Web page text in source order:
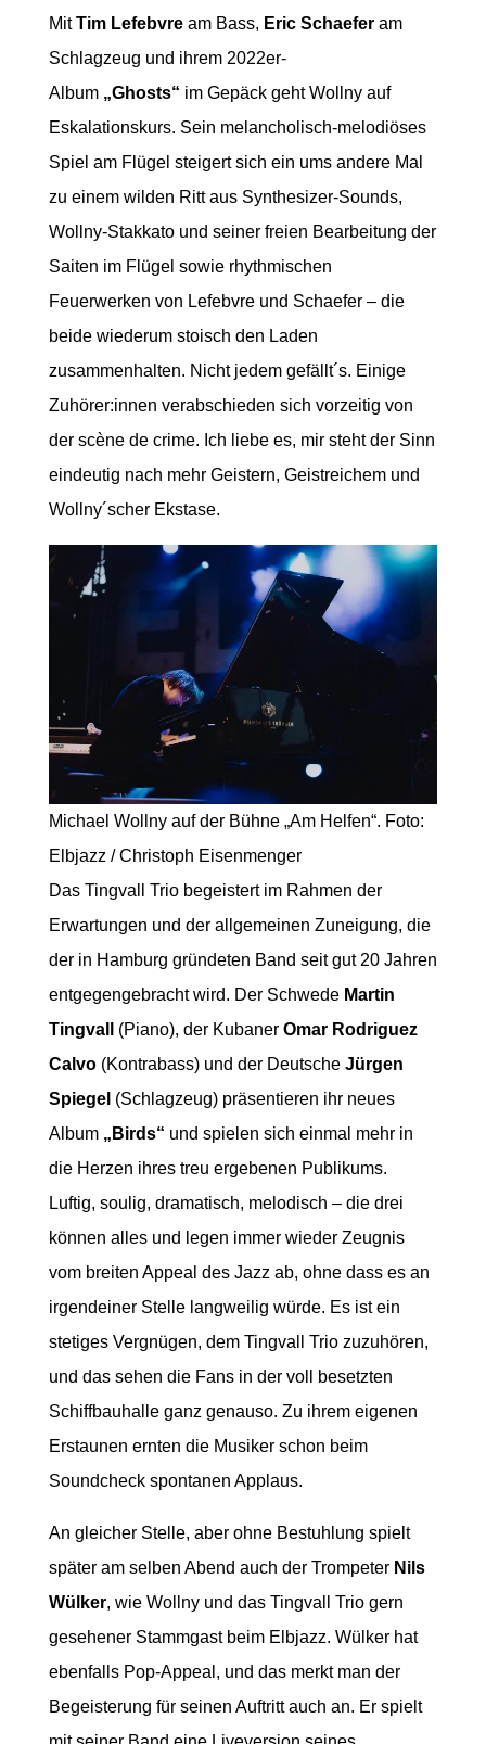
MitTim Lefebvream Bass, Eric Schaeferam
Schlagzeug und ihrem 2022er-
Album „Ghosts“ im Gepäck geht Wollny auf
Eskalationskurs. Sein melancholisch-melodiöses
Spiel am Flügel steigert sich ein ums andere Mal
zu einem wilden Ritt aus Synthesizer-Sounds,
Wollny-Stakkato und seiner freien Bearbeitung der
Saiten im Flügel sowie rhythmischen
Feuerwerken von Lefebvre und Schaefer – die
beide wiederum stoisch den Laden
zusammenhalten. Nicht jedem gefällt´s. Einige
Zuhörer:innen verabschieden sich vorzeitig von
der scène de crime. Ich liebe es, mir steht der Sinn
eindeutig nach mehr Geistern, Geistreichem und
Wollny´scher Ekstase.
Michael Wollny auf der Bühne „Am Helfen“. Foto:
Elbjazz / Christoph Eisenmenger
Das Tingvall Trio begeistert im Rahmen der
Erwartungen und der allgemeinen Zuneigung, die
der in Hamburg gründeten Band seit gut 20 Jahren
entgegengebracht wird. Der Schwede Martin
Tingvall
(Piano), der Kubaner Omar Rodriguez
Calvo(Kontrabass) und der Deutsche Jürgen
Spiegel (Schlagzeug) präsentieren ihr neues
Album „Birds“ und spielen sich einmal mehr in
die Herzen ihres treu ergebenen Publikums.
Luftig, soulig, dramatisch, melodisch – die drei
können alles und legen immer wieder Zeugnis
vom breiten Appeal des Jazz ab, ohne dass es an
irgendeiner Stelle langweilig würde. Es ist ein
stetiges Vergnügen, dem Tingvall Trio zuzuhören,
und das sehen die Fans in der voll besetzten
Schiffbauhalle ganz genauso. Zu ihrem eigenen
Erstaunen ernten die Musiker schon beim
Soundcheck spontanen Applaus.
An gleicher Stelle, aber ohne Bestuhlung spielt
später am selben Abend auch der Trompeter Nils
Wülker, wie Wollny und das Tingvall Trio gern
gesehener Stammgast beim Elbjazz. Wülker hat
ebenfalls Pop-Appeal, und das merkt man der
Begeisterung für seinen Auftritt auch an. Er spielt